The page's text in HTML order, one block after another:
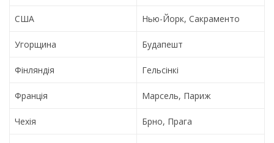
США Нью-Йорк, Сакраменто
Угорщина Будапешт
Фінляндія Гельсінкі
Франція Марсель, Париж
Чехія Брно, Прага